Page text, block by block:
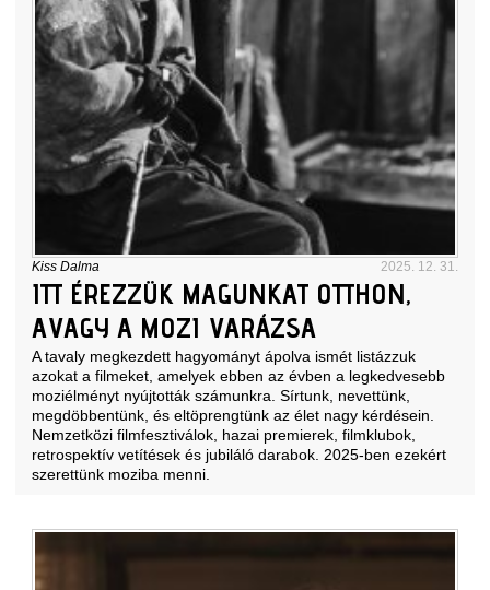
Kiss Dalma 2025. 12. 31.
ITT ÉREZZÜK MAGUNKAT OTTHON,
AVAGY A MOZI VARÁZSA
A tavaly megkezdett hagyományt ápolva ismét listázzuk
azokat a filmeket, amelyek ebben az évben a legkedvesebb
moziélményt nyújtották számunkra. Sírtunk, nevettünk,
megdöbbentünk, és eltöprengtünk az élet nagy kérdésein.
Nemzetközi filmfesztiválok, hazai premierek, filmklubok,
retrospektív vetítések és jubiláló darabok. 2025-ben ezekért
szerettünk moziba menni.